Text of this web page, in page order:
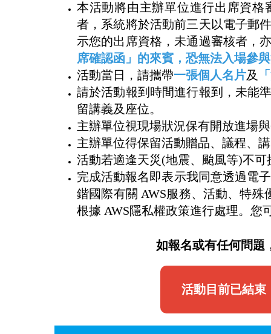
本活動將由主辦單位進行出席資
者，系統將於活動前三天以電子郵
示您的出席資格，未通過審核者，
席確認函」的來賓，恐無法入場參
活動當日，請攜帶一張個人名片及
請於活動報到時間進行報到，未能
留講義及座位。
主辦單位視現場狀況保有開放進場
主辦單位得保留活動贈品、議程、
活動若適逢天災(地震、颱風等)不
完成活動報名即表示我同意透過電
鍇國際有關 AWS服務、活動、特
根據 AWS隱私權政策進行處理。您
如報名或有任何問題
活動目前已結束